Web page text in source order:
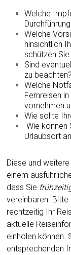
Welche
Durchführung
Welche
hinsichtlich
schützen
Sind
zu beachten?
Welche
Fernreisen
vornehmen
Wie sollte
Wie
Urlaubsort
Diese und
einem
dass Sie
vereinbaren. Bitte
rechtzeitig Ihr
aktuelle
einholen können.
entsprechenden